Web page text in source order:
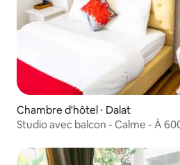
Chambre d'hôtel ⋅ Dalat
Studio avec balcon - Calme - À